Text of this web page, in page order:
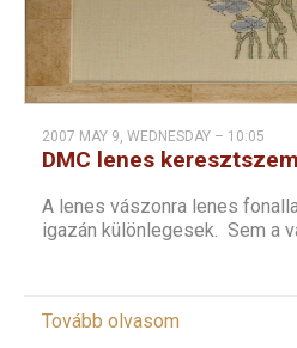
2007 MAY 9, WEDNESDAY – 10:05
DMC lenes
A lenes vászonra lenes
igazán különlegesek. Sem a
Tovább olvasom